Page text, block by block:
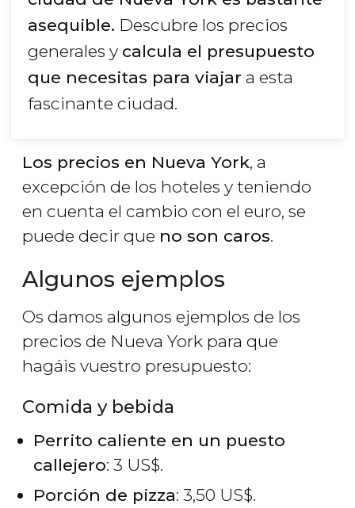
asequible. Descubre los precios
generales y calcula el presupuesto
que necesitas para viajar a esta
fascinante ciudad.
Los precios en Nueva York, a
excepción de los hoteles y teniendo
en cuenta el cambio con el euro, se
puede decir que no son caros.
Algunos ejemplos
Os damos algunos ejemplos de los
precios de Nueva York para que
hagáis vuestro presupuesto:
Comida y bebida
Perrito caliente en un puesto
callejero: 3 US$.
Porción de pizza: 3,50 US$.